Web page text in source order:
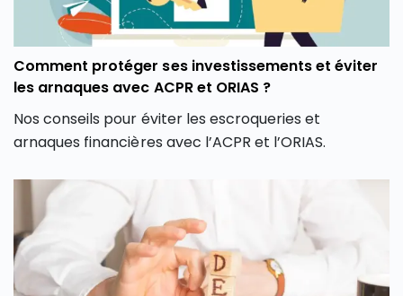
Comment protéger ses investissements et éviter
les arnaques avec ACPR et ORIAS ?
Nos conseils pour éviter les escroqueries et
arnaques financières avec l’ACPR et l’ORIAS.